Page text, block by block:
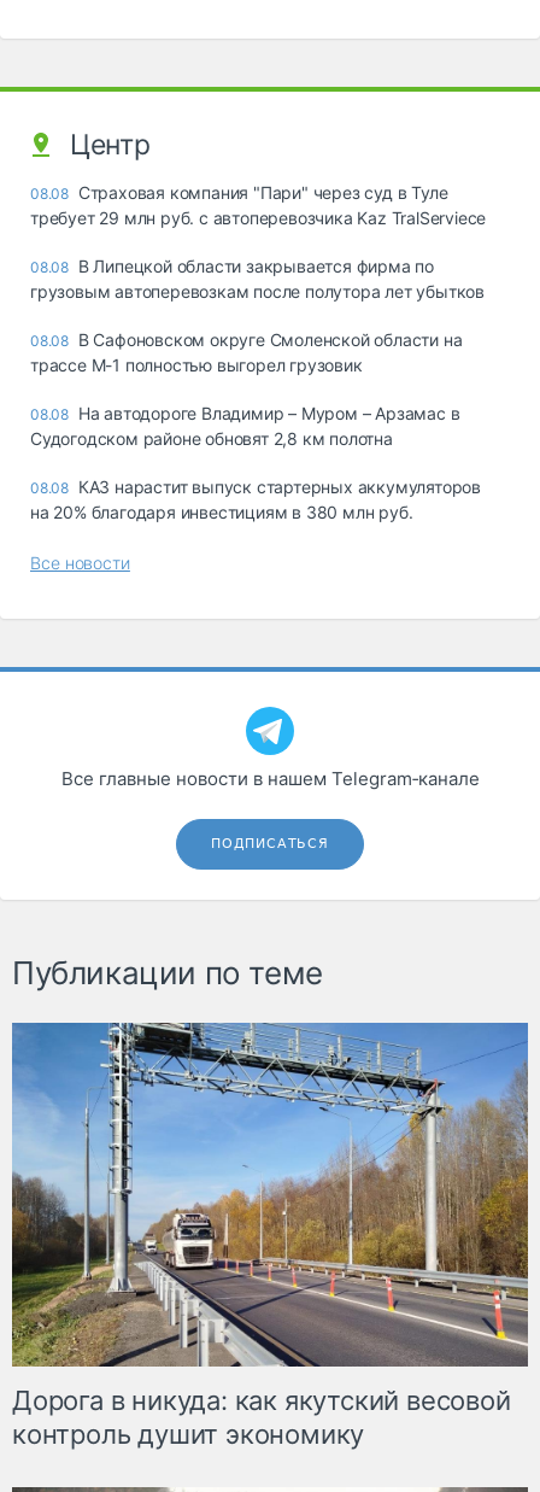
Центр
08.08 Страховая компания "Пари" через суд в Туле
требует 29 млн руб. с автоперевозчика Kaz TralServiece
08.08 В Липецкой области закрывается фирма по
грузовым автоперевозкам после полутора лет убытков
08.08 В Сафоновском округе Смоленской области на
трассе М-1 полностью выгорел грузовик
08.08 На автодороге Владимир – Муром – Арзамас в
Судогодском районе обновят 2,8 км полотна
08.08 КАЗ нарастит выпуск стартерных аккумуляторов
на 20% благодаря инвестициям в 380 млн руб.
Все новости
Все главные новости в нашем Telegram‑канале
ПОДПИСАТЬСЯ
Публикации по теме
Дорога в никуда: как якутский весовой
контроль душит экономику